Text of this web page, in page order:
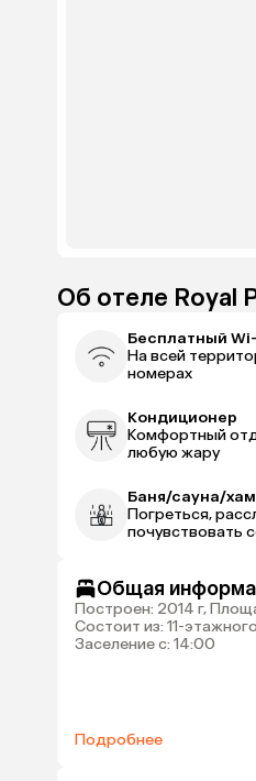
Об отеле Royal
Бесплатный
На всей
номерах
Кондиционер
Комфортный
любую жару
Баня/сауна/
Погреться,
почувствовать
Общая
Построен: 2014 г,
Состоит из: 11-
Заселение с: 14:00
Подробнее